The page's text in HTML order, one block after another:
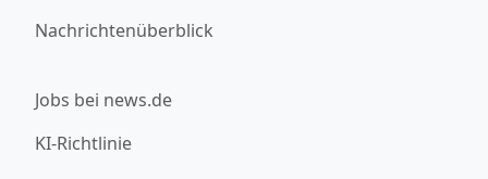
Nachrichtenüberblick
Jobs bei news.de
KI-Richtlinie